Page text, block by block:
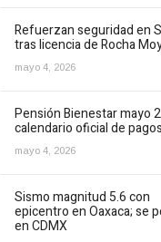
Refuerzan seguridad en
tras licencia de Rocha
mayo 4, 2026
Pensión Bienestar mayo
calendario oficial de pagos
mayo 4, 2026
Sismo magnitud 5.6 con
epicentro en Oaxaca; se
en CDMX